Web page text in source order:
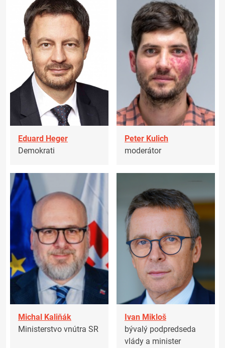
Eduard Heger
Demokrati
Peter Kulich
moderátor
Michal Kaliňák
Ministerstvo vnútra SR
Ivan Mikloš
bývalý podpredseda
vlády a minister